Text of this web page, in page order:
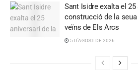
Sant Isidre exalta el
construcció de la
veïns de Els Arcs
5 D'AGOST DE 2026